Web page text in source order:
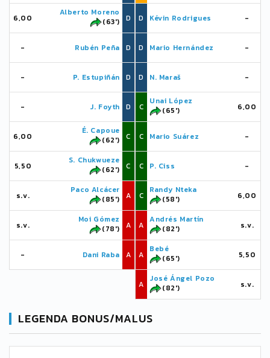
6,00
Alberto Moreno
(63')
D
- Rubén Peña D
- P. Estupiñán D
- J. Foyth D
6,00
É. Capoue
(62')
C
5,50
S. Chukwueze
(62')
C
s.v.
Paco Alcácer
(85')
A
s.v.
Moi Gómez
(78')
A
- Dani Raba A
D Kévin Rodrigues -
D Mario Hernández -
D N. Maraš -
C
Unai López
(65')
6,00
C Mario Suárez -
C P. Ciss -
C
Randy Nteka
(58')
6,00
A
Andrés Martín
(82')
s.v.
A
Bebé
(65')
5,50
A
José Ángel Pozo
(82')
s.v.
LEGENDA BONUS/MALUS